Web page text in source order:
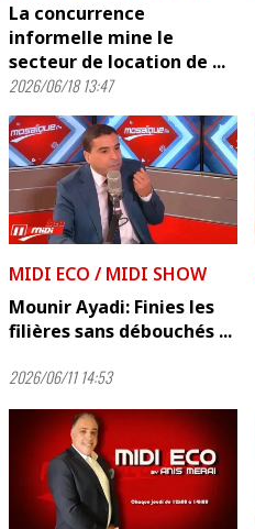
La concurrence
informelle mine le
secteur de location de ...
2026/06/18 13:47
MIDI ECO / MIDI SHOW
Mounir Ayadi: Finies les
filières sans débouchés ...
2026/06/11 14:53